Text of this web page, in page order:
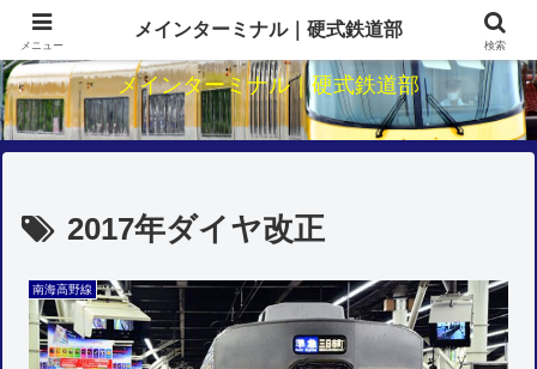
関西鉄道のダイヤ・駅・路線研究
メインターミナル｜硬式鉄道部
2017年ダイヤ改正
南海高野線
メニュー
メインターミナル｜硬式鉄道部
検索